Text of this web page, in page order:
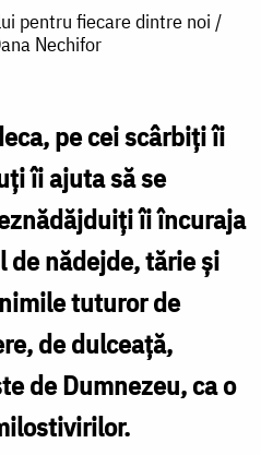
pentru fiecare dintre noi /
Nechifor
pe cei scârbiți îi
îi ajuta să se
îi încuraja
nădejde, tărie și
tuturor de
de dulceață,
de Dumnezeu, ca o